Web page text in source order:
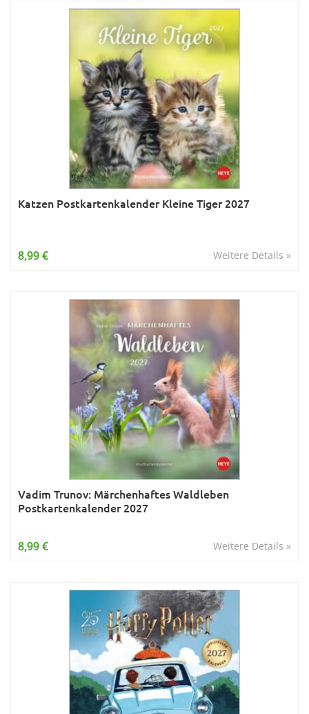
Katzen Postkartenkalender Kleine Tiger 2027
Weitere Details »
8,99 €
Vadim Trunov: Märchenhaftes Waldleben
Postkartenkalender 2027
Weitere Details »
8,99 €